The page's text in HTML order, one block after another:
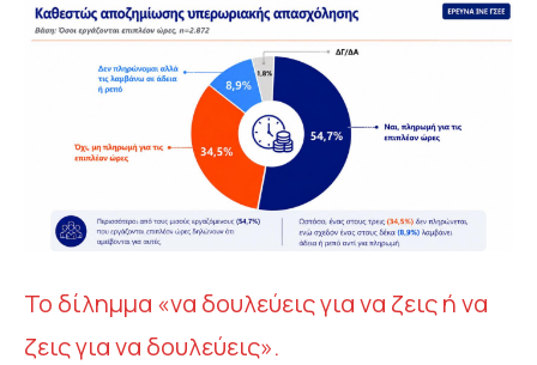
Το δίλημμα «να δουλεύεις για να ζεις ή να
ζεις για να δουλεύεις».